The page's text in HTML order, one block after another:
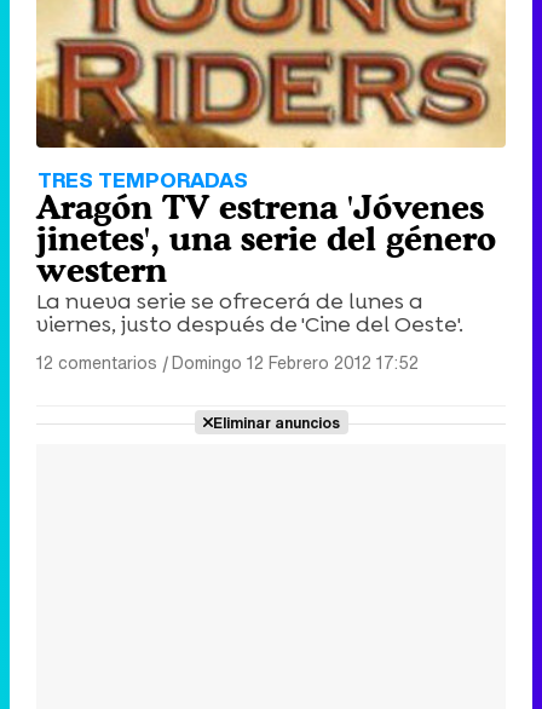
TRES TEMPORADAS
Aragón TV estrena 'Jóvenes
jinetes', una serie del género
western
La nueva serie se ofrecerá de lunes a
viernes, justo después de 'Cine del Oeste'.
12 comentarios |Domingo 12 Febrero 2012 17:52
Eliminar anuncios